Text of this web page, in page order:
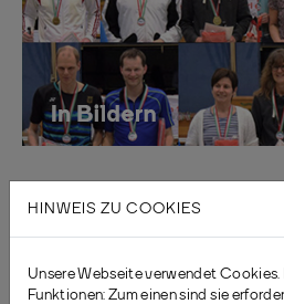
HINWEIS ZU COOKIES
Unsere Webseite verwendet Cookies.
Funktionen: Zum einen sind sie